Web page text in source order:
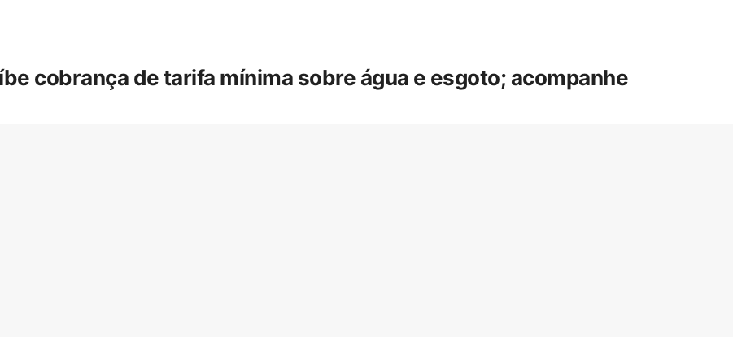
cobrança de tarifa mínima sobre água e esgoto; acompanhe